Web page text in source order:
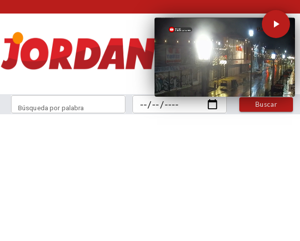
Buscar
Búsqueda por palabra